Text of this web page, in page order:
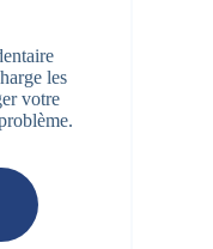
les
votre